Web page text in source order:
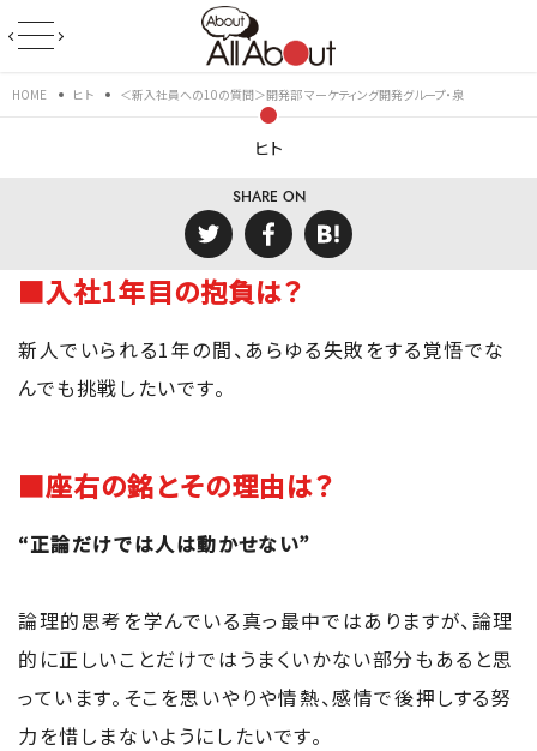
HOME ヒト ＜新入社員への10の質問＞開発部 マーケティング開発グループ・泉
ヒト
SHARE ON
■入社1年目の抱負は？
新人でいられる1年の間、あらゆる失敗をする覚悟でな
んでも挑戦したいです。
■座右の銘とその理由は？
“正論だけでは人は動かせない”
論理的思考を学んでいる真っ最中ではありますが、論理
的に正しいことだけではうまくいかない部分もあると思
っています。そこを思いやりや情熱、感情で後押しする努
力を惜しまないようにしたいです。